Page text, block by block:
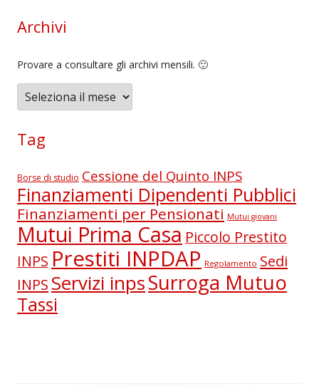
Archivi
Provare a consultare gli archivi mensili. 🙂
r
h
v
Tag
Borse di studio Cessione del Quinto INPS
Finanziamenti Dipendenti Pubblici
Finanziamenti per Pensionati Mutui giovani
Mutui Prima Casa Piccolo Prestito
INPS Prestiti INPDAP Regolamento Sedi
INPS Servizi inpsSurroga Mutuo
Tassi